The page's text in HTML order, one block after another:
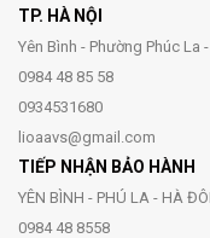
TP. HÀ NỘI
Yên Bình - Phường Phúc La
0984 48 85 58
0934531680
lioaavs@gmail.com
TIẾP NHẬN BẢO HÀNH
YÊN BÌNH - PHÚ LA - HÀ
0984 48 8558